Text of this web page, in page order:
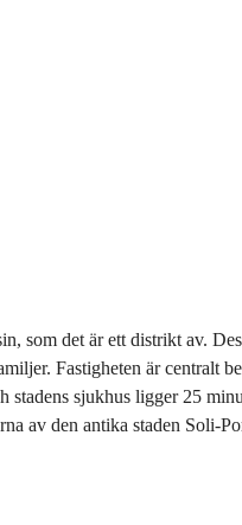
som det är ett distrikt av.
Fastigheten är centralt
stadens sjukhus ligger 25
av den antika staden